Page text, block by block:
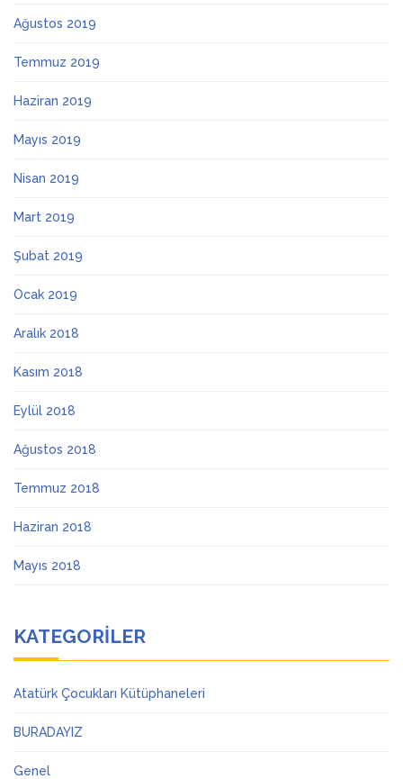
Ağustos 2019
Temmuz 2019
Haziran 2019
Mayıs 2019
Nisan 2019
Mart 2019
Şubat 2019
Ocak 2019
Aralık 2018
Kasım 2018
Eylül 2018
Ağustos 2018
Temmuz 2018
Haziran 2018
Mayıs 2018
KATEGORILER
Atatürk Çocukları Kütüphaneleri
BURADAYIZ
Genel